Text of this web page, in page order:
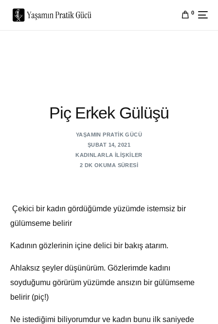
0
Piç Erkek Gülüşü
YAŞAMIN PRATIK GÜCÜ
ŞUBAT 14, 2021
KADINLARLA İLIŞKILER
2 DK OKUMA SÜRESI
Çekici bir kadın gördüğümde yüzümde istemsiz bir
gülümseme belirir
Kadının gözlerinin içine delici bir bakış atarım.
Ahlaksız şeyler düşünürüm. Gözlerimde kadını
soyduğumu görürüm yüzümde ansızın bir gülümseme
belirir (piç!)
Ne istediğimi biliyorumdur ve kadın bunu ilk saniyede